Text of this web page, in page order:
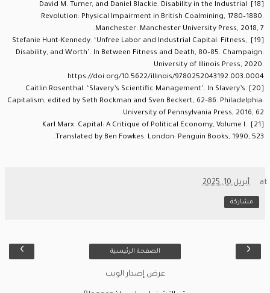
[18]
David M. Turner, and Daniel Blackie. Disability in the Industrial
Revolution: Physical Impairment in British Coalmining, 1780–1880.
Manchester: Manchester University Press, 2018, 7.
[19]
Stefanie Hunt-Kennedy. ‘Unfree Labor and Industrial Capital: Fitness,
Disability, and Worth’. In Between Fitness and Death, 80–85. Champaign:
University of Illinois Press, 2020.
https://doi.org/10.5622/illinois/9780252043192.003.0004
[20]
Caitlin Rosenthal. ‘Slavery’s Scientific Management’. In Slavery’s
Capitalism, edited by Seth Rockman and Sven Beckert, 62–86. Philadelphia:
University of Pennsylvania Press, 2016, 62
[21]
Karl Marx. Capital: A Critique of Political Economy, Volume I.
Translated by Ben Fowkes. London: Penguin Books, 1990, 523.
at أبريل 10, 2025
مشاركة
‹
› الصفحة الرئيسية
عرض إصدار الويب